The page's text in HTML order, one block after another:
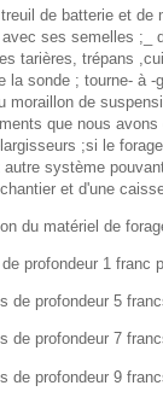
de batterie et
ses semelles
tarières, trépans
sonde ; tourne- à
moraillon de
que nous
;si le
système
et d'une
du matériel de
profondeur 1 franc
de profondeur 5
de profondeur 7
de profondeur 9